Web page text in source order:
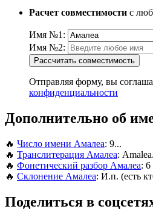
Расчет совместимости с
Имя №1:
Имя №2:
Рассчитать совместимость
Отправляя форму, вы
конфиденциальности
Дополнительно об
🔥 Число имени Амалеа: 9...
🔥 Транслитерация Амалеа:
🔥 Фонетический разбор Амалеа: 6
🔥 Склонение Амалеа: И.п. (есть
Поделиться в